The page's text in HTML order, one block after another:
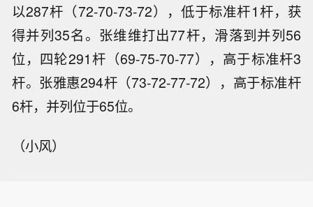
以287杆（72-70-73-72），低于标准杆1杆，获
得并列35名。张维维打出77杆，滑落到并列56
位，四轮291杆（69-75-70-77），高于标准杆3
杆。张雅惠294杆（73-72-77-72），高于标准杆
6杆，并列位于65位。
（小风）